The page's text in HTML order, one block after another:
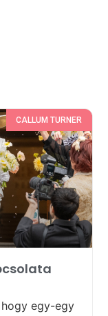
CALLUM TURNER
egy-egy